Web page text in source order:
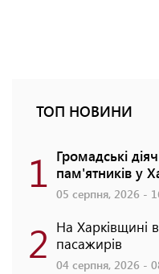
ТОП НОВИНИ
1 Громадські
пам'ятників у
05 серпня, 2026 -
2 На Харківщині
пасажирів
04 серпня, 2026 -